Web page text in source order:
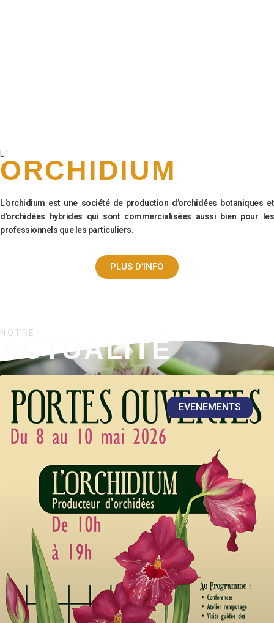
L'
ORCHIDIUM
L’orchidium est une société de production d’orchidées botaniques et
d’orchidées hybrides qui sont commercialisées aussi bien pour les
professionnels que les particuliers.
PLUS D'INFO
NOTRE
ACTUALITÉ
EVENEMENTS